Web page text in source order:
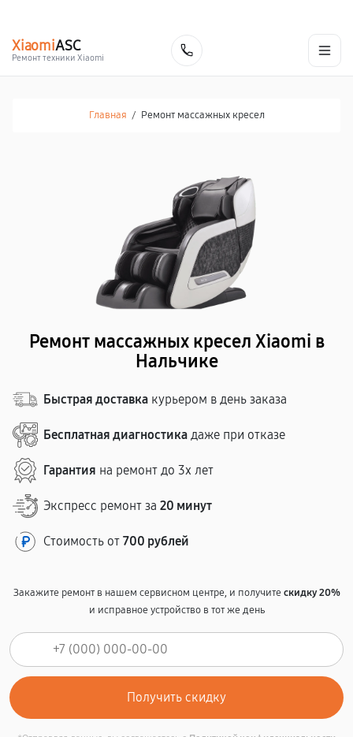
XiaomiASC
Ремонт техники Xiaomi
Главная / Ремонт массажных кресел
Ремонт массажных кресел Xiaomi в
Нальчике
Быстрая доставка курьером в день заказа
Бесплатная диагностика даже при отказе
Гарантия на ремонт до 3х лет
Экспресс ремонт за 20 минут
Стоимость от 700 рублей
Закажите ремонт в нашем сервисном центре, и получитескидку 20%
и исправное устройство в тот же день